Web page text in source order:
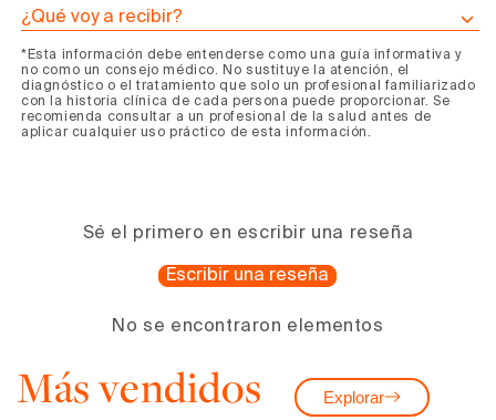
de
Huesos
Post-
Quimioterapia
de
Huesos
Post-
Quimioterapia
¿Qué voy a recibir?
*Esta información debe entenderse como una guía informativa y
no como un consejo médico. No sustituye la atención, el
diagnóstico o el tratamiento que solo un profesional familiarizado
con la historia clínica de cada persona puede proporcionar. Se
recomienda consultar a un profesional de la salud antes de
aplicar cualquier uso práctico de esta información.
Sé el primero en escribir una reseña
Escribir una reseña
No se encontraron elementos
Más vendidos Explorar